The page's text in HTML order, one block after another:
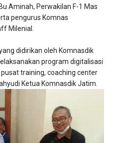
Aminah, Perwakilan F-1 Mas
pengurus Komnas
Milenial.
didirikan oleh Komnasdik
program digitalisasi
training, coaching center
Ketua Komnasdik Jatim.